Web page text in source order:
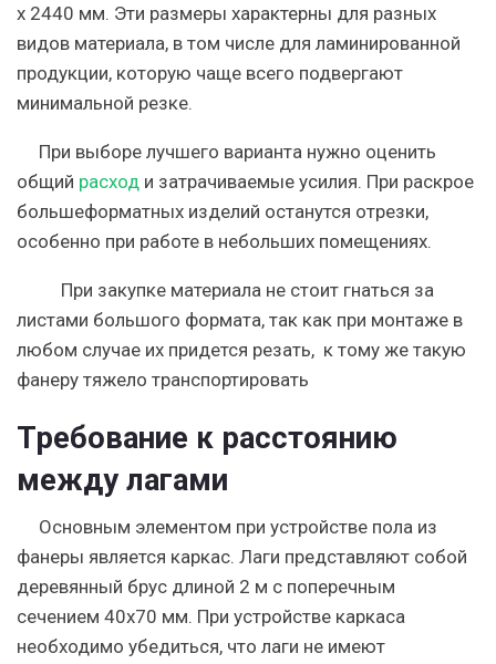
х 2440 мм. Эти размеры характерны для разных
видов материала, в том числе для ламинированной
продукции, которую чаще всего подвергают
минимальной резке.
При выборе лучшего варианта нужно оценить
общий расход и затрачиваемые усилия. При раскрое
большеформатных изделий останутся отрезки,
особенно при работе в небольших помещениях.
При закупке материала не стоит гнаться за
листами большого формата, так как при монтаже в
любом случае их придется резать, к тому же такую
фанеру тяжело транспортировать
Требование к расстоянию
между лагами
Основным элементом при устройстве пола из
фанеры является каркас. Лаги представляют собой
деревянный брус длиной 2 м с поперечным
сечением 40х70 мм. При устройстве каркаса
необходимо убедиться, что лаги не имеют